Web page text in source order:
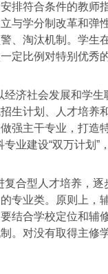
排符合条件的教
与学分制改革和
、淘汰机制。学
定比例对特别优秀
社会发展和学生
生计划、人才培
强主干专业，打造
业建设“双万计划
型人才培养，逐
专业类。原则上
结合学校定位和辅
。对没有取得主